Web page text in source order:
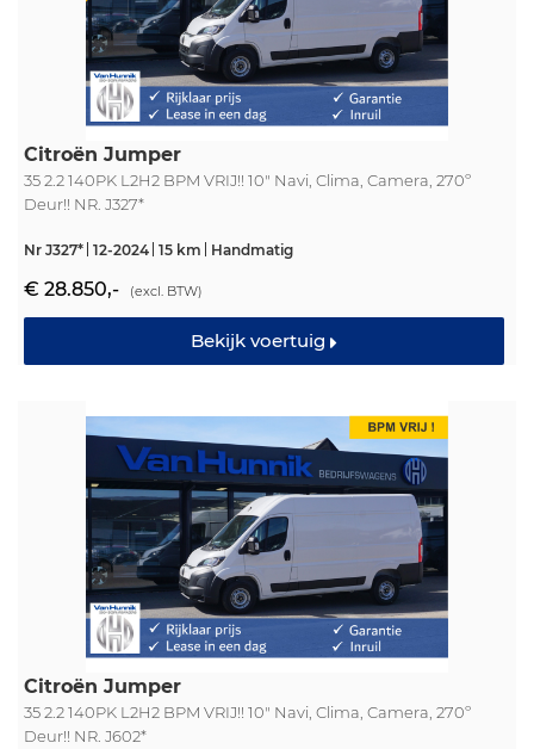
Citroën Jumper
35 2.2 140PK L2H2 BPM VRIJ!! 10" Navi, Clima, Camera, 270º
Deur!! NR. J327*
Nr J327* 12-2024 15 km Handmatig
€ 28.850,- (excl. BTW)
Bekijk voertuig
Citroën Jumper
35 2.2 140PK L2H2 BPM VRIJ!! 10" Navi, Clima, Camera, 270º
Deur!! NR. J602*